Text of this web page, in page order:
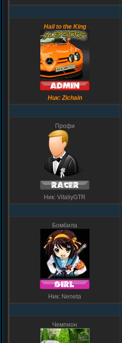
Hail to the King
Ник: Zichain
Профи
Ник: VitaliyGTR
Бомбила
Ник: Neneta
Чемпион